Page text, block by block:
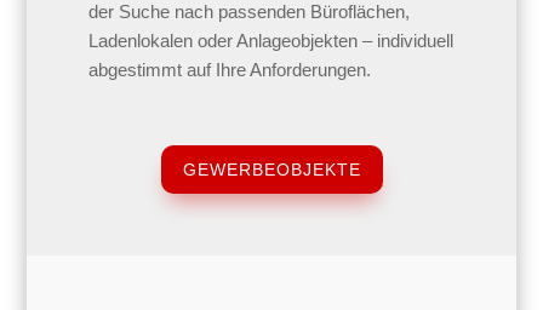
der Suche nach passenden Büroflächen,
Ladenlokalen oder Anlageobjekten – individuell
abgestimmt auf Ihre Anforderungen.
GEWERBEOBJEKTE